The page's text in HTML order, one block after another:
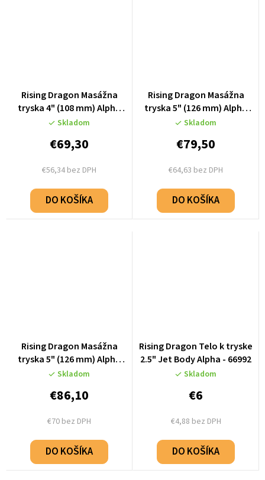
Rising Dragon Masážna
tryska 4" (108 mm) Alpha
Twin Pulse - Stainless Steel
Skladom
€56,34 bez DPH
€69,30
DO KOŠÍKA
Rising Dragon Masážna
tryska 5" (126 mm) Alpha
Single Pulse - Stainless
Skladom
€64,63 bez DPH
€79,50
DO KOŠÍKA
Rising Dragon Masážna
tryska 5" (126 mm) Alpha
Twin Pulse - Stainless Steel
Skladom
€70 bez DPH
€86,10
DO KOŠÍKA
Rising Dragon Telo k tryske
2.5" Jet Body Alpha - 66992
Skladom
€4,88 bez DPH
€6
DO KOŠÍKA